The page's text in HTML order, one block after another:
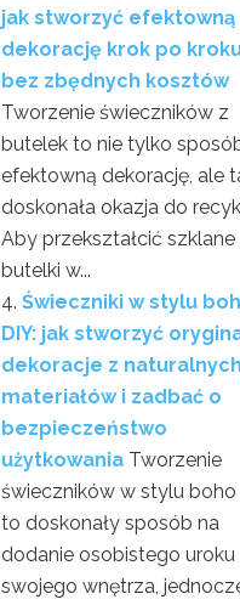
jak stworzyć efektowną
dekorację krok po
bez zbędnych kosztów
Tworzenie świeczników z
butelek to nie tylko
efektowną dekorację, ale
doskonała okazja do
Aby przekształcić szklane
butelki w...
Świeczniki w stylu
DIY: jak stworzyć
dekoracje z naturalnych
materiałów i zadbać o
bezpieczeństwo
użytkowania Tworzenie
świeczników w stylu boho
to doskonały sposób na
dodanie osobistego uroku
swojego wnętrza,